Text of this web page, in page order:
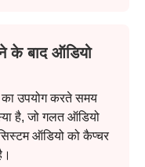
के बाद ऑडियो
का उपयोग करते समय
है, जो गलत ऑडियो
सिस्टम ऑडियो को कैप्चर